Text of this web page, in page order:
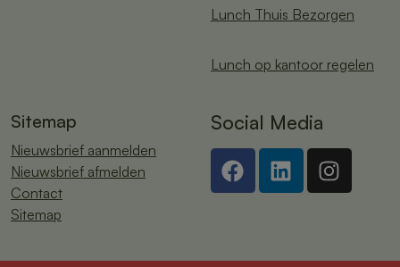
Lunch Thuis Bezorgen
Lunch op kantoor regelen
Sitemap
Nieuwsbrief aanmelden
Nieuwsbrief afmelden
Contact
Sitemap
Social Media